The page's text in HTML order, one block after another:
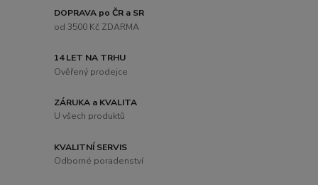
DOPRAVA po ČR a SR
od 3500 Kč ZDARMA
14 LET NA TRHU
Ověřený prodejce
ZÁRUKA a KVALITA
U všech produktů
KVALITNÍ SERVIS
Odborné poradenství